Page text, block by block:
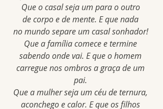
Que o casal seja um para o outro
de corpo e de mente. E que nada
no mundo separe um casal sonhador!
Que a família comece e termine
sabendo onde vai. E que o homem
carregue nos ombros a graça de um
pai.
Que a mulher seja um céu de ternura,
aconchego e calor. E que os filhos